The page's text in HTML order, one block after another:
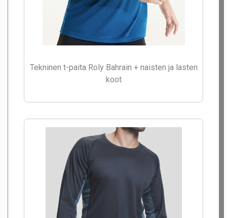
Tekninen t-paita Roly Bahrain + naisten ja lasten
koot